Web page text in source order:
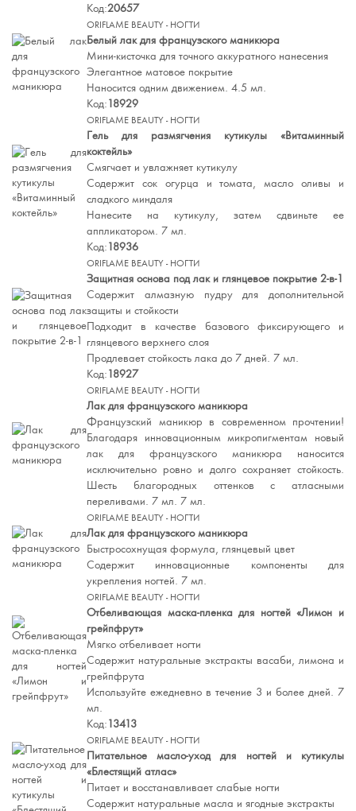
Код:20657
ORIFLAME BEAUTY - НОГТИ
Белый лак для французского маникюра
Мини-кисточка для точного аккуратного нанесения
Элегантное матовое покрытие
Наносится одним движением. 4.5 мл.
Код:18929
ORIFLAME BEAUTY - НОГТИ
Гель для размягчения кутикулы «Витаминный
коктейль»
Смягчает и увлажняет кутикулу
Содержит сок огурца и томата, масло оливы и
сладкого миндаля
Нанесите на кутикулу, затем сдвиньте ее
аппликатором. 7 мл.
Код:18936
ORIFLAME BEAUTY - НОГТИ
Защитная основа под лак и глянцевое покрытие 2-в-1
Содержит алмазную пудру для дополнительной
защиты и стойкости
Подходит в качестве базового фиксирующего и
глянцевого верхнего слоя
Продлевает стойкость лака до 7 дней. 7 мл.
Код:18927
ORIFLAME BEAUTY - НОГТИ
Лак для французского маникюра
Французский маникюр в современном прочтении!
Благодаря инновационным микропигментам новый
лак для французского маникюра наносится
исключительно ровно и долго сохраняет стойкость.
Шесть благородных оттенков с атласными
переливами. 7 мл. 7 мл.
ORIFLAME BEAUTY - НОГТИ
Лак для французского маникюра
Быстросохнущая формула, глянцевый цвет
Содержит инновационные компоненты для
укрепления ногтей. 7 мл.
ORIFLAME BEAUTY - НОГТИ
Отбеливающая маска-пленка для ногтей «Лимон и
грейпфрут»
Мягко отбеливает ногти
Содержит натуральные экстракты васаби, лимона и
грейпфрута
Используйте ежедневно в течение 3 и более дней. 7
мл.
Код:13413
ORIFLAME BEAUTY - НОГТИ
Питательное масло-уход для ногтей и кутикулы
«Блестящий атлас»
Питает и восстанавливает слабые ногти
Содержит натуральные масла и ягодные экстракты